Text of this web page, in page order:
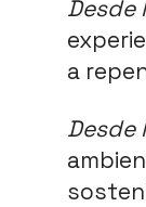
a